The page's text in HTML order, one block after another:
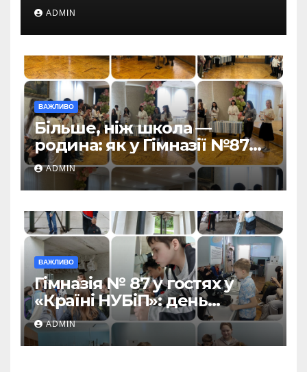
ADMIN
ВАЖЛИВО
Більше, ніж школа —
родина: як у Гімназії №87
пролунав останній дзвоник
ADMIN
ВАЖЛИВО
Гімназія № 87 у гостях у
«Країні НУБіП»: день
незабутніх відкриттів!
ADMIN